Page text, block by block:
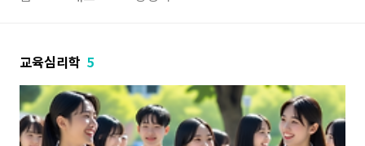
교육심리학 5